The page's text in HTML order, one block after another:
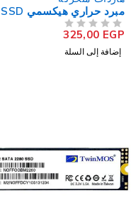
مبرد حراري هيكسمي M.2 SSD
325,00EGP
إضافة إلى السلة